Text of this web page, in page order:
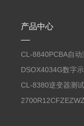
产品中心
CL-8840PCBA自动
试台系统
DSOX4034G数字
器
CL-8380逆变器测
统台